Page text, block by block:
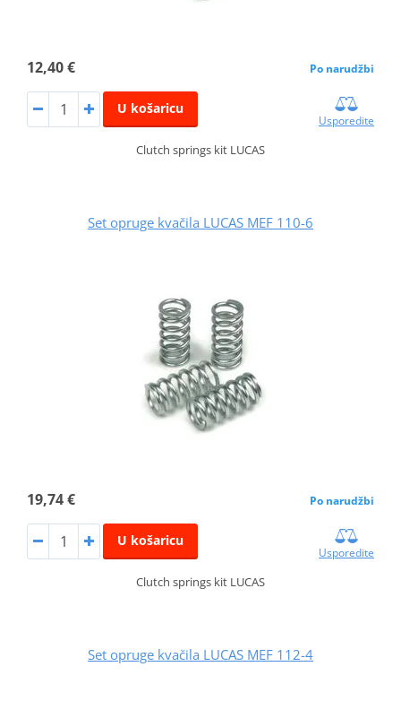
12,40 € Po narudžbi
U košaricu
Usporedite
Clutch springs kit LUCAS
Set opruge kvačila LUCAS MEF 110-6
19,74 € Po narudžbi
U košaricu
Usporedite
Clutch springs kit LUCAS
Set opruge kvačila LUCAS MEF 112-4